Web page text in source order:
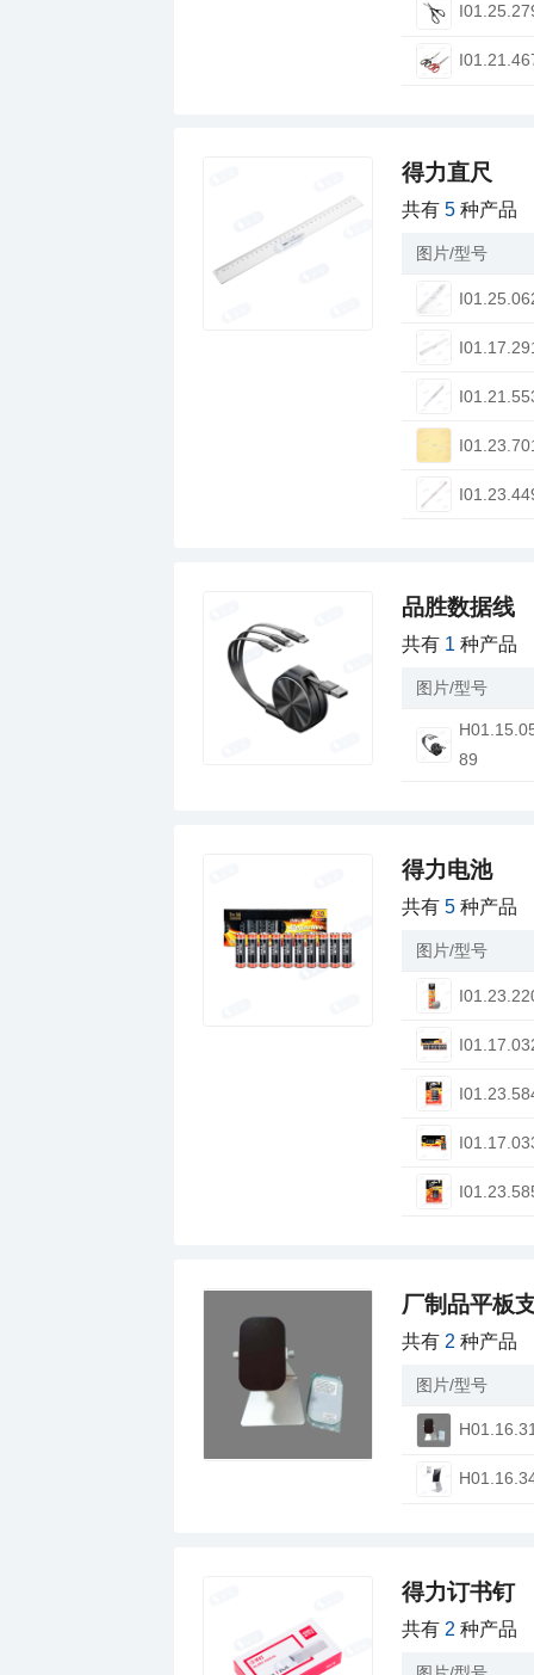
得力直尺
共有5 种产品
图片/型号
品胜数据线
共有 1 种产品
图片/型号
89
得力电池
共有5 种产品
图片/型号
厂制品平板
共有 2 种产品
图片/型号
得力订书钉
共有 2 种产品